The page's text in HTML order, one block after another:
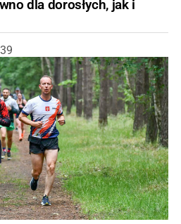
dla dorosłych, jak i